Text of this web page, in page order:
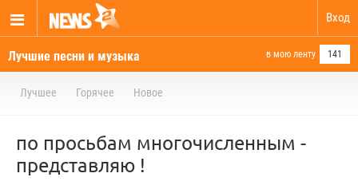
Вход
Лучшие песни и музыка в мою ленту 141
Лучшее Горячее Новое
по просьбам многочисленным -
представляю !